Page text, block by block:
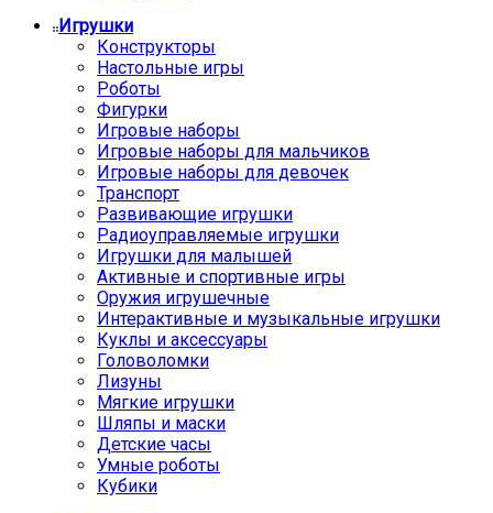
Игрушки
Конструкторы
Настольные игры
Роботы
Фигурки
Игровые наборы
Игровые наборы для мальчиков
Игровые наборы для девочек
Транспорт
Развивающие игрушки
Радиоуправляемые игрушки
Игрушки для малышей
Активные и спортивные игры
Оружия игрушечные
Интерактивные и музыкальные игрушки
Куклы и аксессуары
Головоломки
Лизуны
Мягкие игрушки
Шляпы и маски
Детские часы
Умные роботы
Кубики